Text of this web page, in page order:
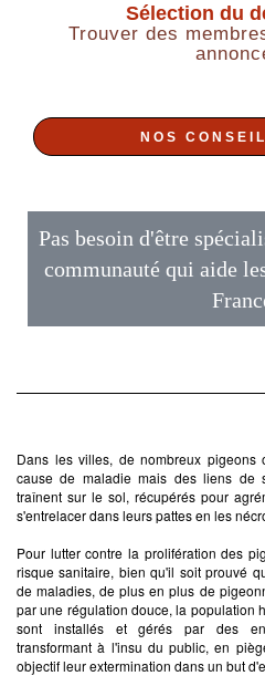
Sélection du
Trouver des
NOS
Pas besoin d'être
communauté qui aide
Dans les villes, de nombreux
cause de maladie mais des liens de
traînent sur le sol, récupérés pour
s'entrelacer dans leurs pattes en les
Pour lutter contre la prolifération des
risque sanitaire, bien qu'il soit prouvé
de maladies, de plus en plus de
par une régulation douce, la population
sont installés et gérés par des
transformant à l'insu du public, en
objectif leur extermination dans un but